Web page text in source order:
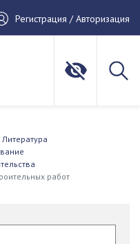
Регистрация / Авторизация
Литература
работ